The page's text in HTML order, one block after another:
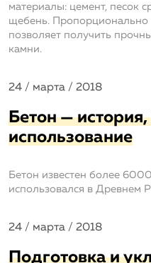
материалы: цемент, песок
щебень. Пропорционально
позволяет получить
камни.
24 / марта / 2018
Бетон —
использование
Бетон известен более
использовался в Древнем
24 / марта / 2018
Подготовка и